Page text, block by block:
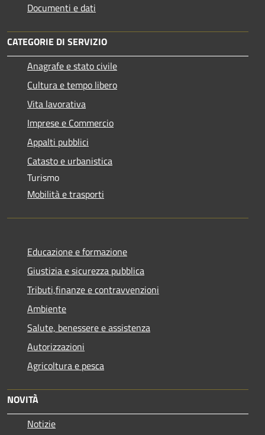
Documenti e dati
CATEGORIE DI SERVIZIO
Anagrafe e stato civile
Cultura e tempo libero
Vita lavorativa
Imprese e Commercio
Appalti pubblici
Catasto e urbanistica
Turismo
Mobilità e trasporti
Educazione e formazione
Giustizia e sicurezza pubblica
Tributi,finanze e contravvenzioni
Ambiente
Salute, benessere e assistenza
Autorizzazioni
Agricoltura e pesca
NOVITÀ
Notizie